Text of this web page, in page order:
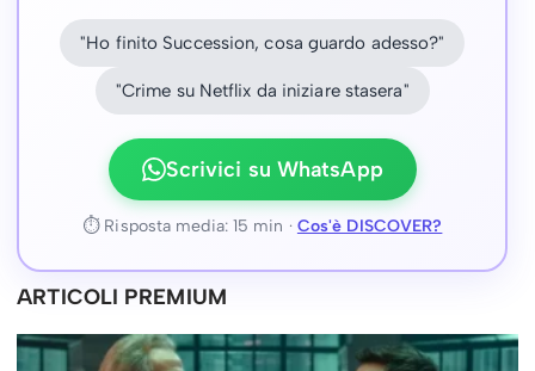
"Ho finito Succession, cosa guardo adesso?"
"Crime su Netflix da iniziare stasera"
Scrivici su WhatsApp
⏱ Risposta media: 15 min · Cos'è DISCOVER?
ARTICOLI PREMIUM